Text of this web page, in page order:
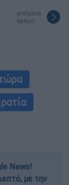
επόμενο
άρθρο
News!
με την